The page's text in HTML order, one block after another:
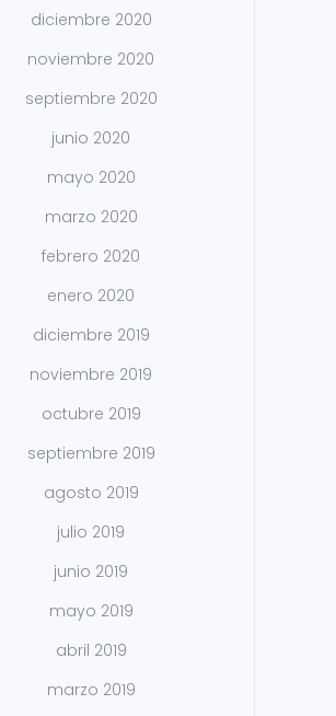
diciembre 2020
noviembre 2020
septiembre 2020
junio 2020
mayo 2020
marzo 2020
febrero 2020
enero 2020
diciembre 2019
noviembre 2019
octubre 2019
septiembre 2019
agosto 2019
julio 2019
junio 2019
mayo 2019
abril 2019
marzo 2019